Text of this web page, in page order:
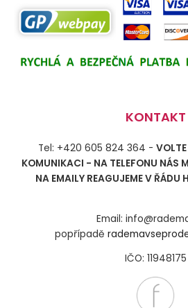
KONTAKT
Tel: +420 605 824 364 -
KOMUNIKACI - NA TELEFONU NÁS
NA EMAILY REAGUJEME V ŘÁDU
Email:
popřípadě
IČO: 11948175